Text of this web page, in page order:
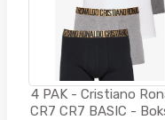
4 PAK - Cristiano
CR7 CR7 BASIC -